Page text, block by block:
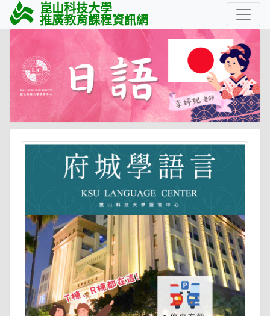
崑山科技大學
推廣教育課程資訊網